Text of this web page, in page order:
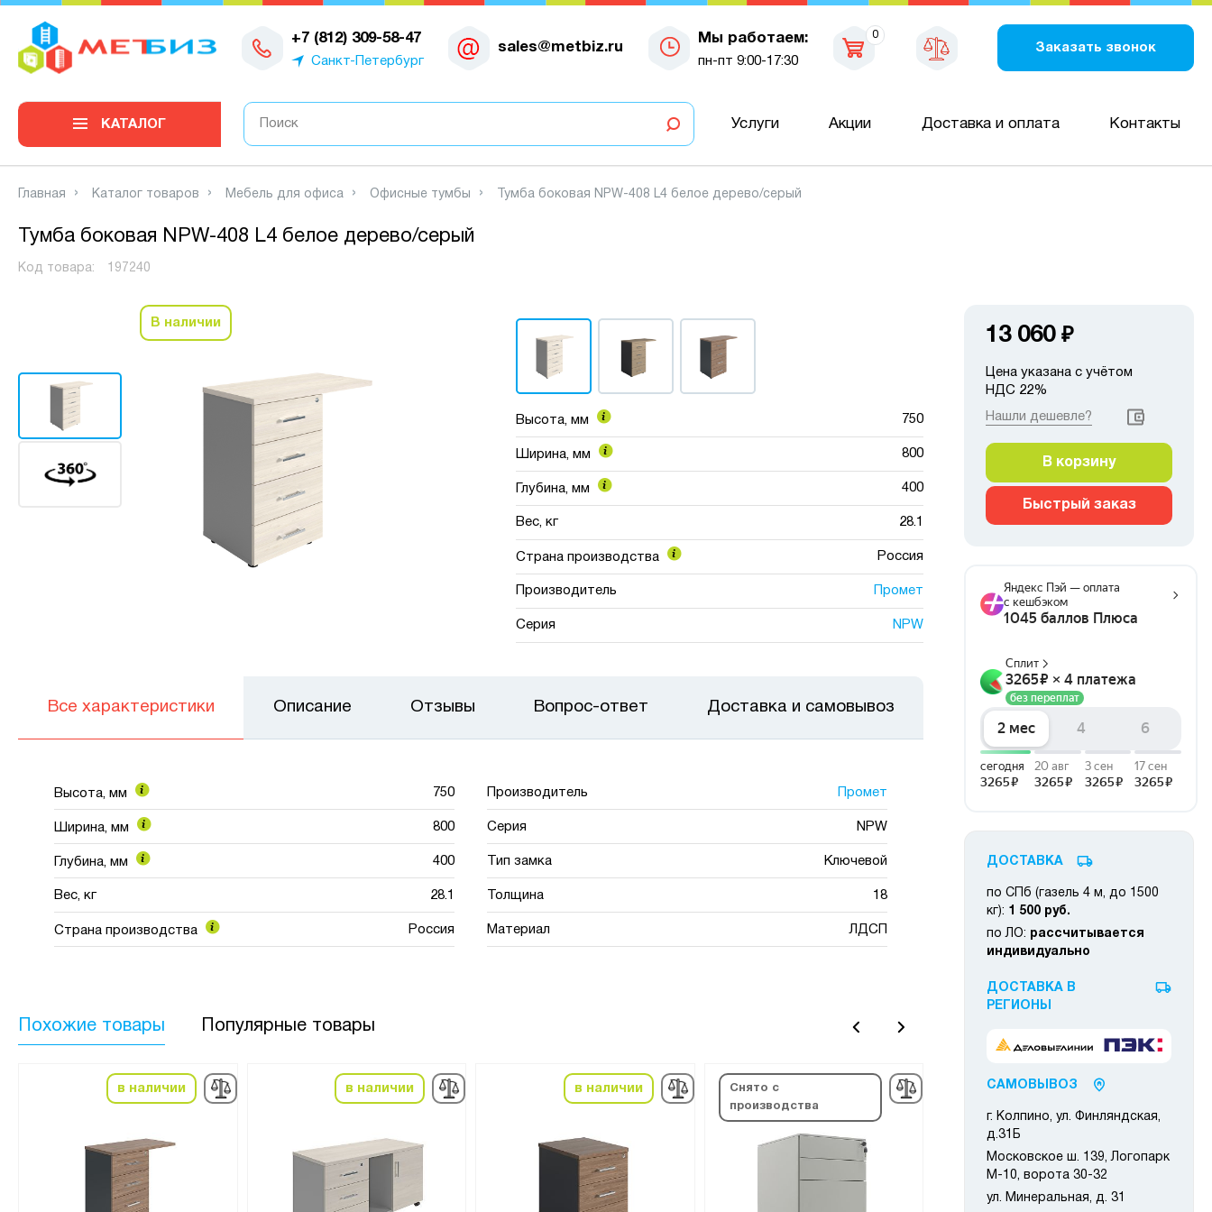
+7 (812) 309-58-47
Санкт-Петербург
sales@metbiz.ru
Мы работаем:
пн-пт 9:00-17:30
0
Заказать звонок
0
КАТАЛОГ Услуги Акции Доставка и оплата Контакты
Главная Каталог товаров Мебель для офиса Офисные тумбы Тумба боковая NPW-408 L4 белое дерево/серый
Тумба боковая NPW-408 L4 белое дерево/серый
Код товара: 197240
В наличии
Высота, мм 750
Ширина, мм 800
Глубина, мм 400
Вес, кг 28.1
Страна производства Россия
Производитель Промет
Серия NPW
Все характеристики
Высота, мм 750
Ширина, мм 800
Глубина, мм 400
Вес, кг 28.1
Страна производства Россия
Производитель Промет
Серия NPW
Тип замка Ключевой
Толщина 18
Материал ЛДСП
Описание Отзывы Вопрос-ответ Доставка и самовывоз
Похожие товары Популярные товары
в наличии в наличии в наличии
Снято с
производства
Снято с
13 060 ₽
Цена указана с учётом
НДС 22%
Нашли дешевле?
В корзину
Быстрый заказ
ДОСТАВКА
по СПб (газель 4 м, до 1500
кг): 1 500 руб.
по ЛО: рассчитывается
индивидуально
ДОСТАВКА В
РЕГИОНЫ
САМОВЫВОЗ
г. Колпино, ул. Финляндская,
д.31Б
Московское ш. 139, Логопарк
М-10, ворота 30-32
ул. Минеральная, д. 31